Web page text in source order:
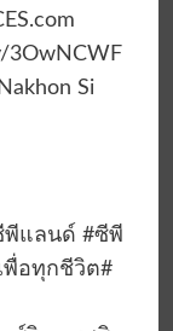
Si
พีแลนด์ #ซีพี
อทุกชีวิต#